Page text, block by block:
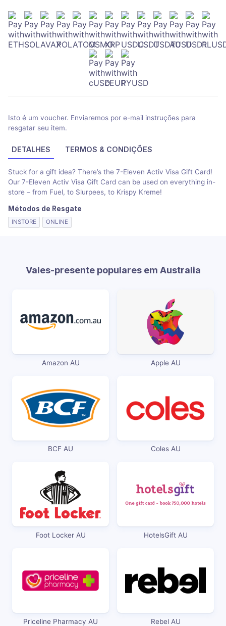
Isto é um voucher. Enviaremos por e-mail instruções para
resgatar seu item.
DETALHES TERMOS & CONDIÇÕES
Stuck for a gift idea? There’s the 7-Eleven Activ Visa Gift Card!
Our 7-Eleven Activ Visa Gift Card can be used on everything in-
store – from Fuel, to Slurpees, to Krispy Kreme!
Métodos de Resgate
INSTORE ONLINE
Vales-presente populares em Australia
Amazon AU Apple AU
BCF AU Coles AU
Foot Locker AU HotelsGift AU
Priceline Pharmacy AU Rebel AU